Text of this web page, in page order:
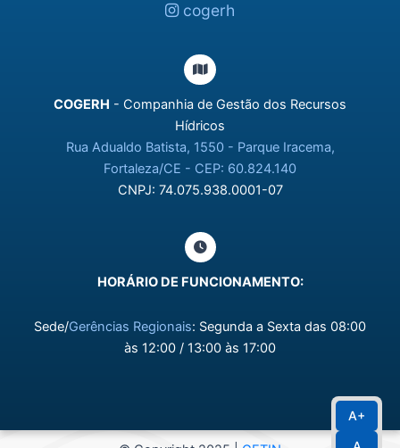
cogerh
COGERH - Companhia de Gestão dos Recursos
Hídricos
Rua Adualdo Batista, 1550 - Parque Iracema,
Fortaleza/CE - CEP: 60.824.140
CNPJ: 74.075.938.0001-07
HORÁRIO DE FUNCIONAMENTO:
Sede/Gerências Regionais: Segunda a Sexta das 08:00
às 12:00 / 13:00 às 17:00
A+